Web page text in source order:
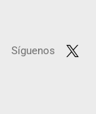
Síguenos